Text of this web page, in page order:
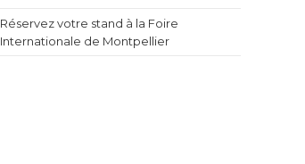
Réservez votre stand à la Foire
Internationale de Montpellier